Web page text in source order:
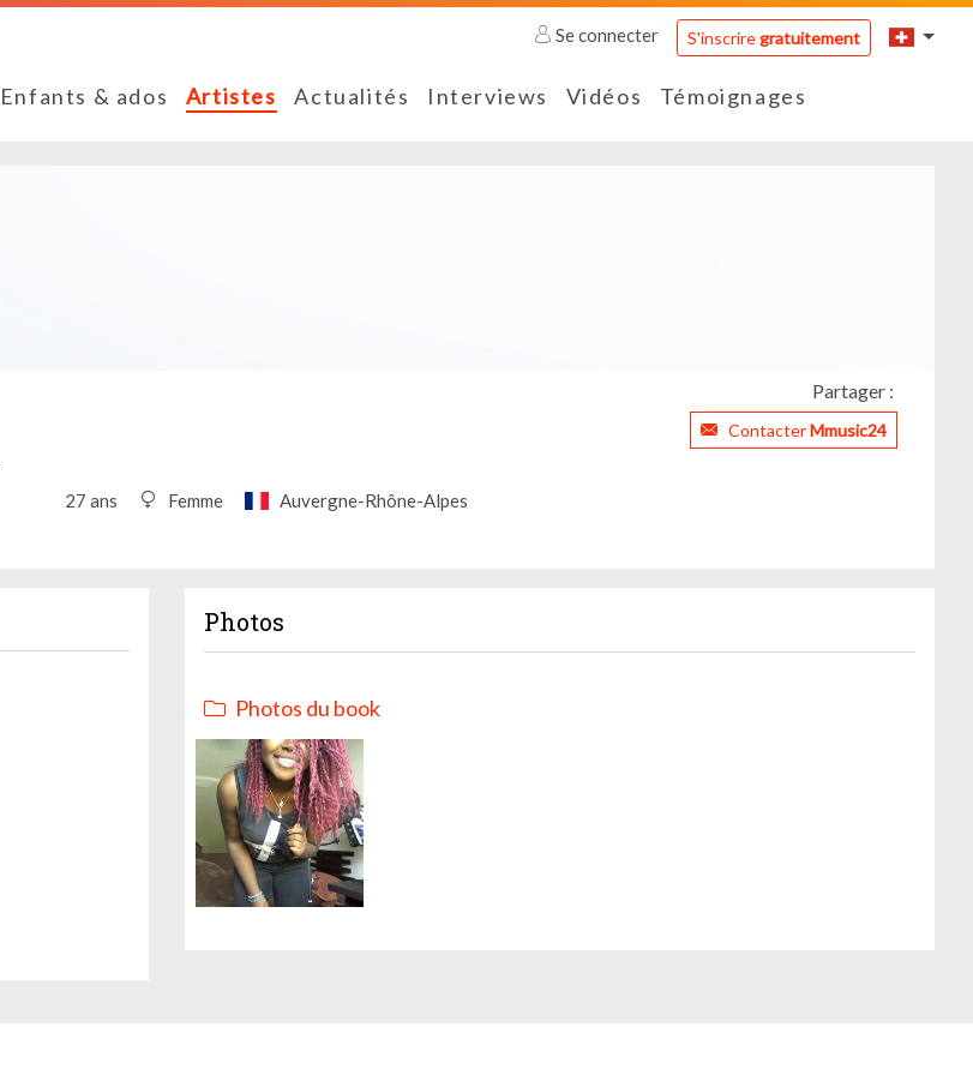
Se connecter S'inscriregratuitement
Enfants & ados Artistes Actualités Interviews Vidéos Témoignages
Partager :
ContacterMmusic24
27 ans Femme Auvergne-Rhône-Alpes
Photos
Photos du book